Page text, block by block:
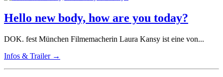
Hello new body, how are you today?
DOK. fest München Filmemacherin Laura Kansy ist eine von...
Infos & Trailer →